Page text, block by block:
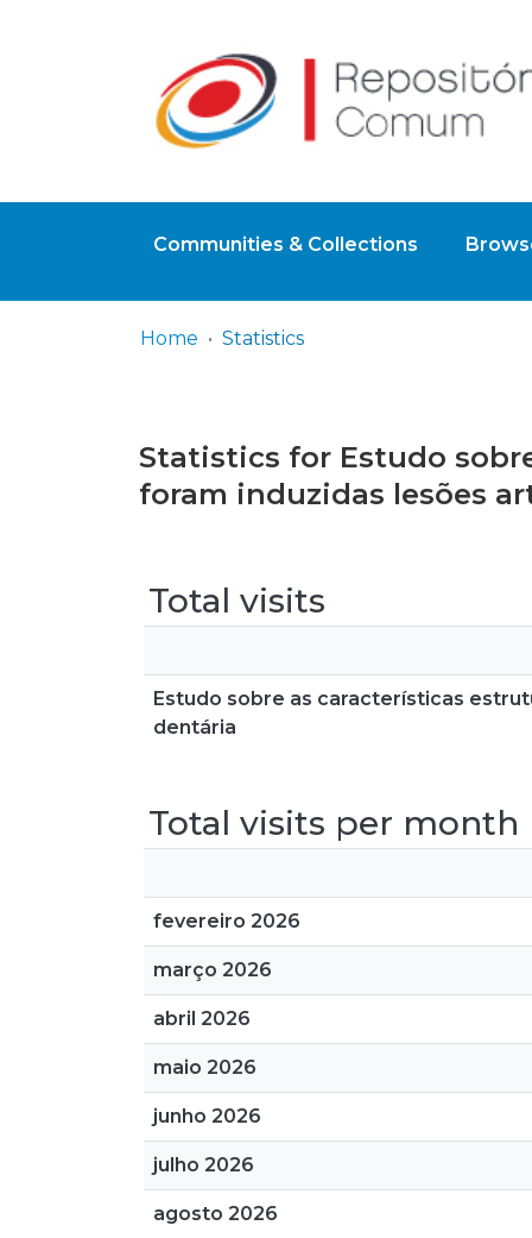
Communities & Collections
Home Statistics
Statistics for Estudo
foram induzidas lesões
Total visits
Estudo sobre as características
dentária
Total visits per month
fevereiro 2026
março 2026
abril 2026
maio 2026
junho 2026
julho 2026
agosto 2026